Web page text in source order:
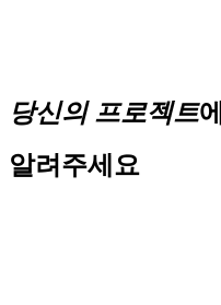
당신의 프로젝트
알려주세요